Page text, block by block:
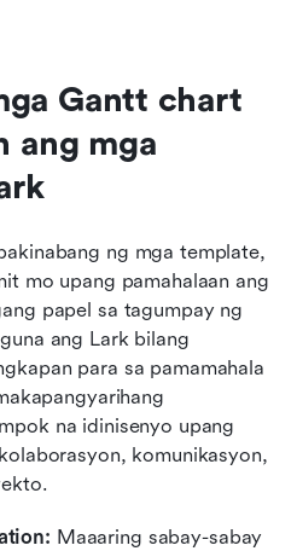
Gantt chart
ang mga
ng mga template,
mo upang pamahalaan ang
papel sa tagumpay ng
ang Lark bilang
para sa pamamahala
na idinisenyo upang
komunikasyon,
Maaaring sabay-sabay